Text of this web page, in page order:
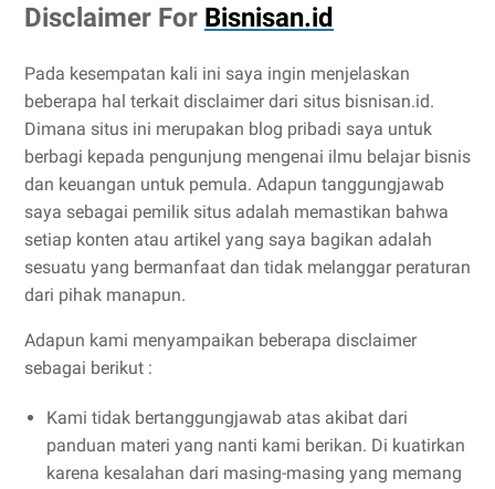
Disclaimer For Bisnisan.id
Pada kesempatan kali ini saya ingin menjelaskan
beberapa hal terkait disclaimer dari situs bisnisan.id.
Dimana situs ini merupakan blog pribadi saya untuk
berbagi kepada pengunjung mengenai ilmu belajar bisnis
dan keuangan untuk pemula. Adapun tanggungjawab
saya sebagai pemilik situs adalah memastikan bahwa
setiap konten atau artikel yang saya bagikan adalah
sesuatu yang bermanfaat dan tidak melanggar peraturan
dari pihak manapun.
Adapun kami menyampaikan beberapa disclaimer
sebagai berikut :
Kami tidak bertanggungjawab atas akibat dari
panduan materi yang nanti kami berikan. Di kuatirkan
karena kesalahan dari masing-masing yang memang